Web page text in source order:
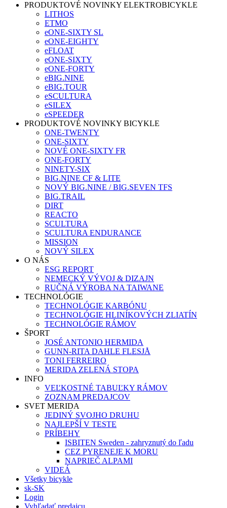
PRODUKTOVÉ NOVINKY ELEKTROBICYKLE
LITHOS
ETMO
eONE-SIXTY SL
eONE-EIGHTY
eFLOAT
eONE-SIXTY
eONE-FORTY
eBIG.NINE
eBIG.TOUR
eSCULTURA
eSILEX
eSPEEDER
PRODUKTOVÉ NOVINKY BICYKLE
ONE-TWENTY
ONE-SIXTY
NOVÉ ONE-SIXTY FR
ONE-FORTY
NINETY-SIX
BIG.NINE CF & LITE
NOVÝ BIG.NINE / BIG.SEVEN TFS
BIG.TRAIL
DIRT
REACTO
SCULTURA
SCULTURA ENDURANCE
MISSION
NOVÝ SILEX
O NÁS
ESG REPORT
NEMECKÝ VÝVOJ & DIZAJN
RUČNÁ VÝROBA NA TAIWANE
TECHNOLÓGIE
TECHNOLÓGIE KARBÓNU
TECHNOLÓGIE HLINÍKOVÝCH ZLIATÍN
TECHNOLÓGIE RÁMOV
ŠPORT
JOSÉ ANTONIO HERMIDA
GUNN-RITA DAHLE FLESJÅ
TONI FERREIRO
MERIDA ZELENÁ STOPA
INFO
VEĽKOSTNÉ TABUĽKY RÁMOV
ZOZNAM PREDAJCOV
SVET MERIDA
JEDINÝ SVOJHO DRUHU
NAJLEPŠÍ V TESTE
PRÍBEHY
ISBITEN Sweden - zahryznutý do ľadu
CEZ PYRENEJE K MORU
NAPRIEČ ALPAMI
VIDEÁ
Všetky bicykle
sk-SK
Login
Vyhľadať predajcu